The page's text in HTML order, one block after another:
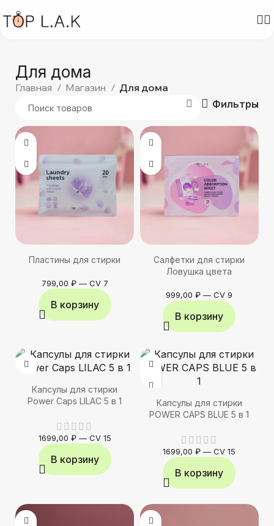
Для дома
Главная Магазин
Для дома
Фильтры
Пластины для стирки
799,00 ₽— CV 7
В корзину
Салфетки для стирки
Ловушка цвета
999,00₽ —CV 9
В корзину
Капсулы для стирки
Power Caps LILAC 5 в 1
1699,00 ₽— CV 15
В корзину
Капсулы для стирки
POWER CAPS BLUE 5 в 1
1699,00₽ —CV 15
В корзину